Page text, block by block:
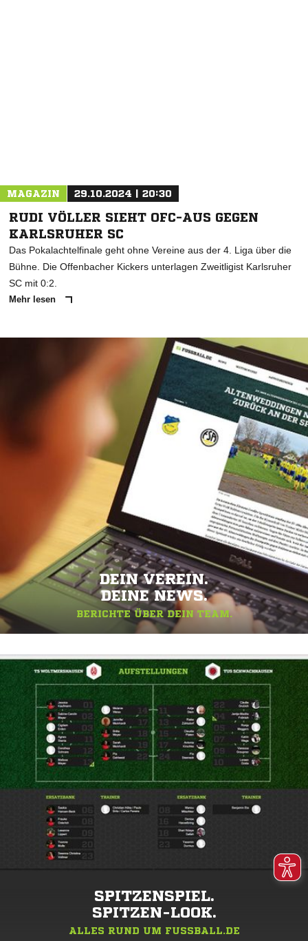
MAGAZIN 29.10.2024 | 20:30
RUDI VÖLLER SIEHT OFC-AUS GEGEN
KARLSRUHER SC
Das Pokalachtelfinale geht ohne Vereine aus der 4. Liga über die
Bühne. Die Offenbacher Kickers unterlagen Zweitligist Karlsruher
SC mit 0:2.
Mehr lesen
DEIN VEREIN.
DEINE NEWS.
BERICHTE ÜBER DEIN TEAM.
SPITZENSPIEL.
SPITZEN-LOOK.
ALLES RUND UM FUSSBALL.DE